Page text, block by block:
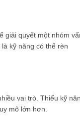
giải quyết một nhóm
kỹ năng có thể rèn
vai trò. Thiếu kỹ
mô lớn hơn.